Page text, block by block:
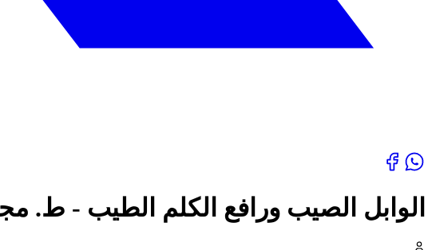
الوابل الصيب ورافع الكلم الطيب - ط.